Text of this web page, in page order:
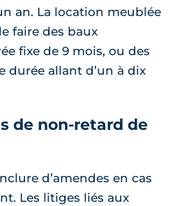
an. La location meublée
faire des baux
fixe de 9 mois, ou des
durée allant d’un à dix
de non-retard de
d’amendes en cas
Les litiges liés aux